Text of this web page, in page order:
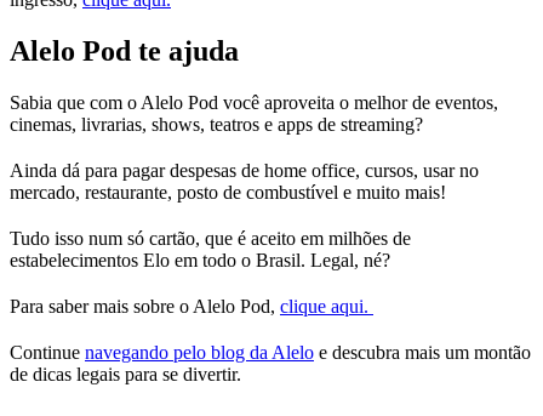
Alelo Pod te ajuda
Sabia que com o Alelo Pod você aproveita o melhor de eventos,
cinemas, livrarias, shows, teatros e apps de streaming?
Ainda dá para pagar despesas de home office, cursos, usar no
mercado, restaurante, posto de combustível e muito mais!
Tudo isso num só cartão, que é aceito em milhões de
estabelecimentos Elo em todo o Brasil. Legal, né?
Para saber mais sobre o Alelo Pod, clique aqui.
Continue navegando pelo blog da Alelo e descubra mais um montão
de dicas legais para se divertir.